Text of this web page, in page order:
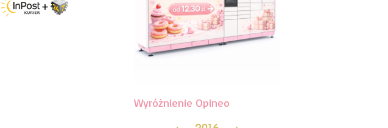
Wyróżnienie Opineo